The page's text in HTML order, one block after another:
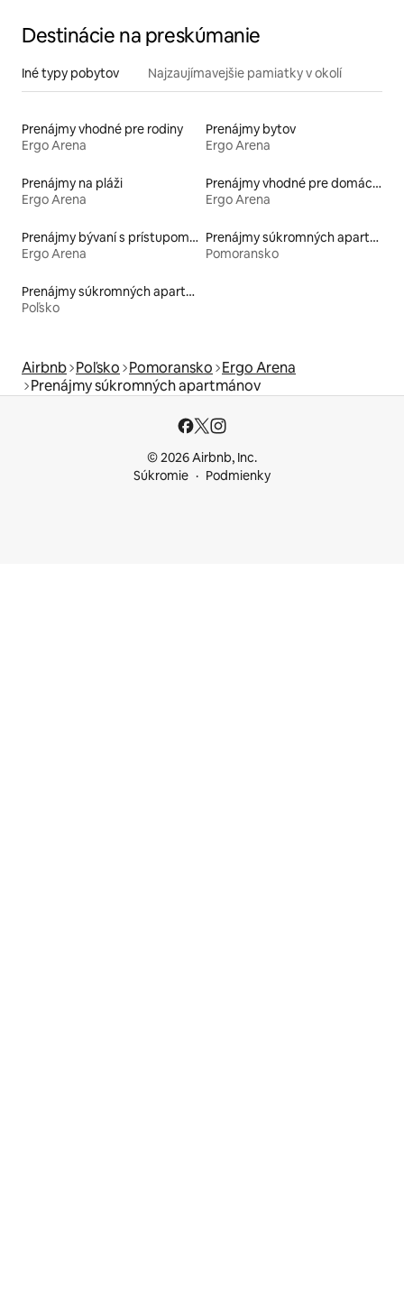
Destinácie na preskúmanie
Iné typy pobytov Najzaujímavejšie pamiatky v okolí
Prenájmy vhodné pre rodiny
Ergo Arena
Prenájmy bytov
Ergo Arena
Prenájmy na pláži
Ergo Arena
Prenájmy vhodné pre domáce zvieratá
Ergo Arena
Prenájmy bývaní s prístupom na pláž
Ergo Arena
Prenájmy súkromných apartmánov
Pomoransko
Prenájmy súkromných apartmánov
Poľsko
Airbnb Poľsko Pomoransko Ergo Arena
Prenájmy súkromných apartmánov
© 2026 Airbnb, Inc.
Súkromie
Podmienky